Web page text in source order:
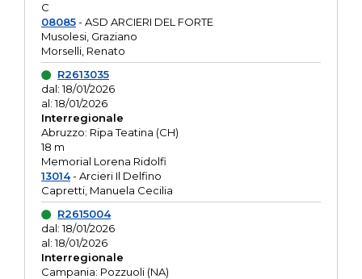
C
08085- ASD ARCIERI DEL FORTE
Musolesi, Graziano
Morselli, Renato
R2613035
dal: 18/01/2026
al: 18/01/2026
Interregionale
Abruzzo: Ripa Teatina (CH)
18 m
Memorial Lorena Ridolfi
13014- Arcieri Il Delfino
Capretti, Manuela Cecilia
R2615004
dal: 18/01/2026
al: 18/01/2026
Interregionale
Campania: Pozzuoli (NA)